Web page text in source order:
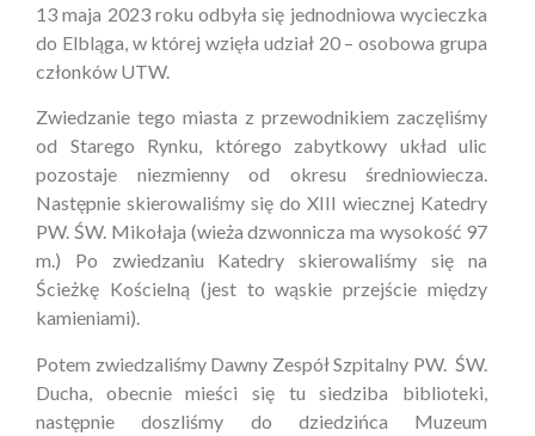
13 maja 2023 roku odbyła się jednodniowa wycieczka
do Elbląga, w której wzięła udział 20 – osobowa grupa
członków UTW.
Zwiedzanie tego miasta z przewodnikiem zaczęliśmy
od Starego Rynku, którego zabytkowy układ ulic
pozostaje niezmienny od okresu średniowiecza.
Następnie skierowaliśmy się do XIII wiecznej Katedry
PW. ŚW. Mikołaja (wieża dzwonnicza ma wysokość 97
m.) Po zwiedzaniu Katedry skierowaliśmy się na
Ścieżkę Kościelną (jest to wąskie przejście między
kamieniami).
Potem zwiedzaliśmy Dawny Zespół Szpitalny PW. ŚW.
Ducha, obecnie mieści się tu siedziba biblioteki,
następnie doszliśmy do dziedzińca Muzeum